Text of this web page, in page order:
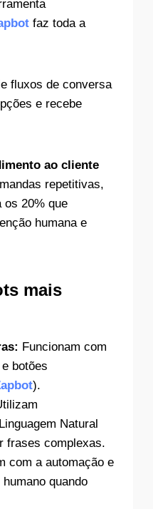
faz toda a
fluxos de conversa
e recebe
ao cliente
repetitivas,
os 20% que
humana e
mais
Funcionam com
botões
).
Natural
frases complexas.
com a automação e
quando